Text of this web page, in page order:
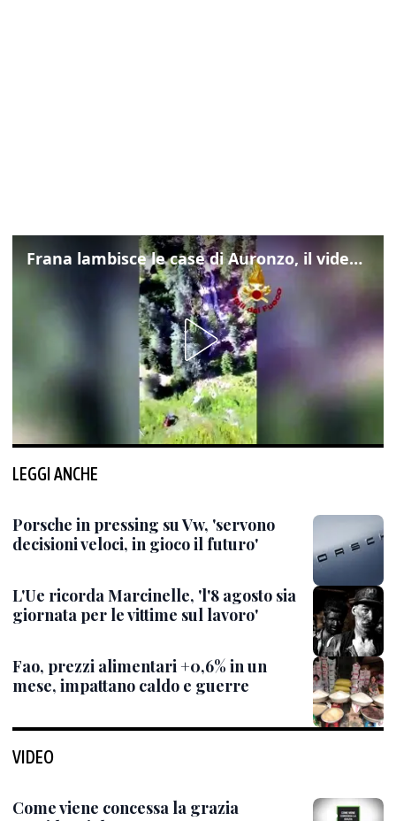
Frana lambisce le case di Auronzo, il video dall'elicottero dei vigili del fuoco
LEGGI ANCHE
Porsche in pressing su Vw, 'servono
decisioni veloci, in gioco il futuro'
L'Ue ricorda Marcinelle, 'l'8 agosto sia
giornata per le vittime sul lavoro'
Fao, prezzi alimentari +0,6% in un
mese, impattano caldo e guerre
VIDEO
Come viene concessa la grazia